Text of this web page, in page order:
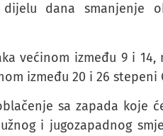
dana smanjenje
većinom između 9 i 14,
između 20 i 26 stepeni
sa zapada koje
i jugozapadnog